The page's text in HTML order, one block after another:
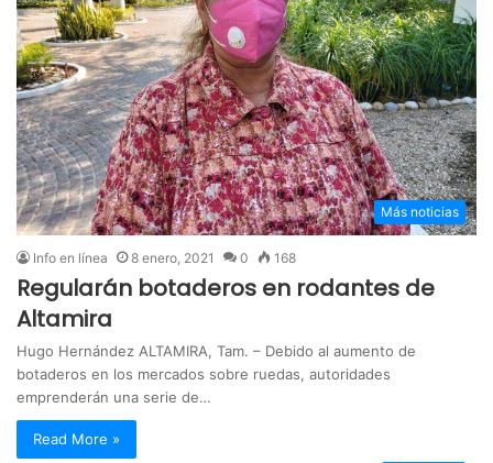
Más noticias
Info en línea 8 enero, 2021 0 168
Regularán botaderos en rodantes de
Altamira
Hugo Hernández ALTAMIRA, Tam. – Debido al aumento de
botaderos en los mercados sobre ruedas, autoridades
emprenderán una serie de…
Read More »